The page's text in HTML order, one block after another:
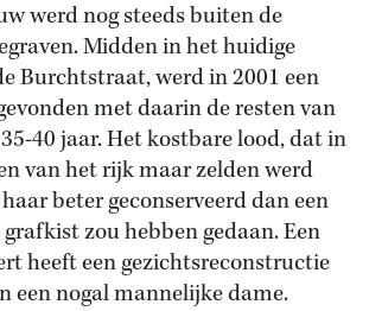
werd nog steeds buiten de
Midden in het huidige
Burchtstraat, werd in 2001 een
met daarin de resten van
40 jaar. Het kostbare lood, dat in
van het rijk maar zelden werd
beter geconserveerd dan een
zou hebben gedaan. Een
heeft een gezichtsreconstructie
een nogal mannelijke dame.